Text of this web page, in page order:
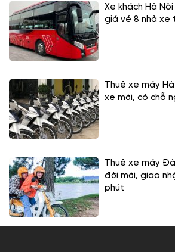
Xe khách Hà
giá vé 8 nhà xe
Thuê xe máy
xe mới, có chỗ
Thuê xe máy
đời mới, giao
phút